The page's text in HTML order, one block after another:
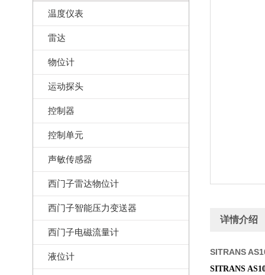
温度仪表
雷达
物位计
运动探头
控制器
控制单元
声敏传感器
西门子雷达物位计
西门子智能压力变送器
西门子电磁流量计
液位计
详情介绍
SITRANS
SITRANS